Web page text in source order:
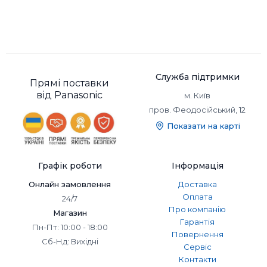
Прямі поставки
від Panasonic
Служба підтримки
м. Київ
пров. Феодосійський, 12
Показати на карті
Графік роботи
Онлайн замовлення
24/7
Магазин
Пн-Пт: 10:00 - 18:00
Сб-Нд: Вихідні
Інформація
Доставка
Оплата
Про компанію
Гарантія
Повернення
Сервіс
Контакти